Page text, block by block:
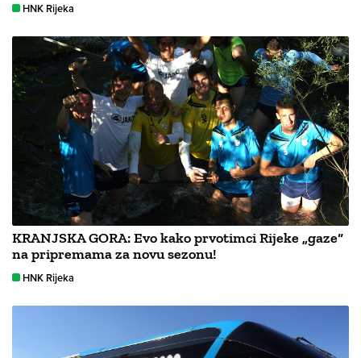
HNK Rijeka
KRANJSKA GORA: Evo kako prvotimci Rijeke „gaze“
na pripremama za novu sezonu!
HNK Rijeka